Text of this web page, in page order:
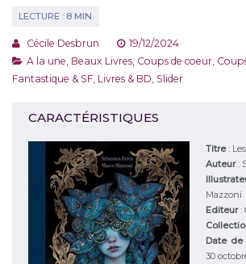
Cécile Desbrun
19/12/2024
A la une Beaux Livres Coups de coeur
Fantastique & SF Livres & BD Slider
CARACTÉRISTIQUES
Titre:
Auteur:
Mazzoni
Editeur:
Date de
30